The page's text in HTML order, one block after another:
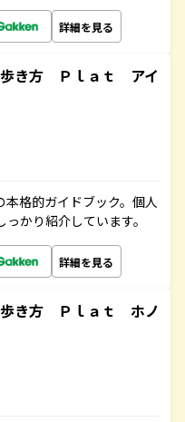
詳細を見る
き方 Ｐｌａｔ アイ
格的ガイドブック。個人
かり紹介しています。
詳細を見る
き方 Ｐｌａｔ ホノ